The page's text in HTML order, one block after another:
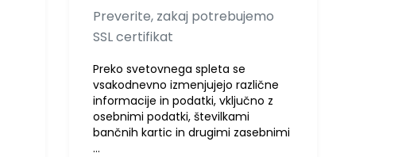
Preverite, zakaj potrebujemo
SSL certifikat
Preko svetovnega spleta se
vsakodnevno izmenjujejo različne
informacije in podatki, vključno z
osebnimi podatki, številkami
bančnih kartic in drugimi zasebnimi
…